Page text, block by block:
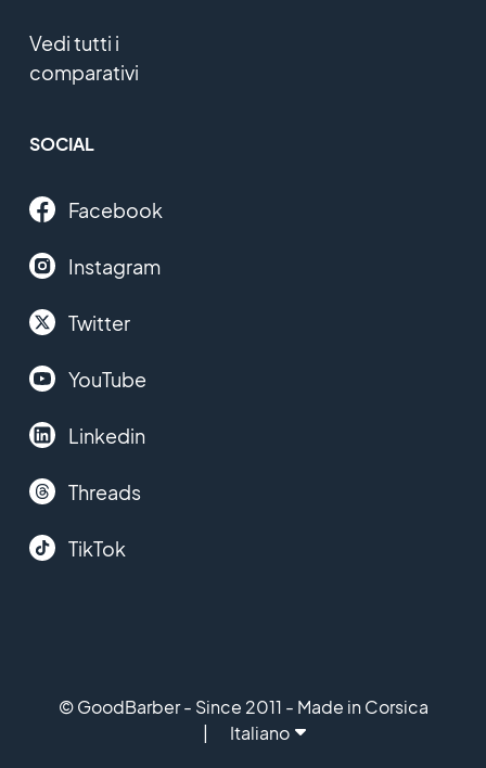
Vedi tutti i
comparativi
SOCIAL
Facebook
Instagram
Twitter
YouTube
Linkedin
Threads
TikTok
© GoodBarber - Since 2011 - Made in Corsica
Italiano